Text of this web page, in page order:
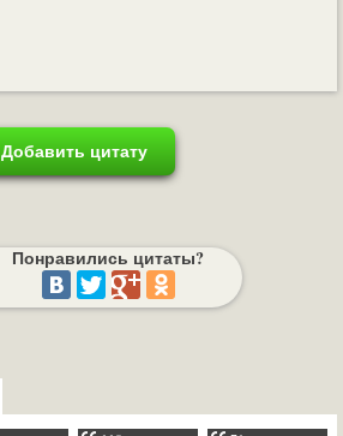
Добавить цитату
Понравились цитаты?